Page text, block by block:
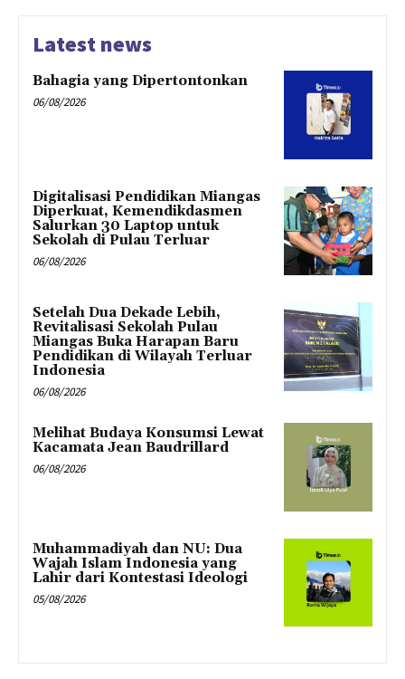
Latest news
Bahagia yang Dipertontonkan
06/08/2026
Digitalisasi Pendidikan Miangas
Diperkuat, Kemendikdasmen
Salurkan 30 Laptop untuk
Sekolah di Pulau Terluar
06/08/2026
Setelah Dua Dekade Lebih,
Revitalisasi Sekolah Pulau
Miangas Buka Harapan Baru
Pendidikan di Wilayah Terluar
Indonesia
06/08/2026
Melihat Budaya Konsumsi Lewat
Kacamata Jean Baudrillard
06/08/2026
Muhammadiyah dan NU: Dua
Wajah Islam Indonesia yang
Lahir dari Kontestasi Ideologi
05/08/2026